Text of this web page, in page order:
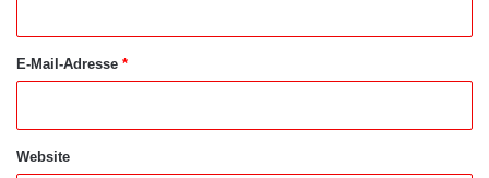
E-Mail-Adresse *
Website